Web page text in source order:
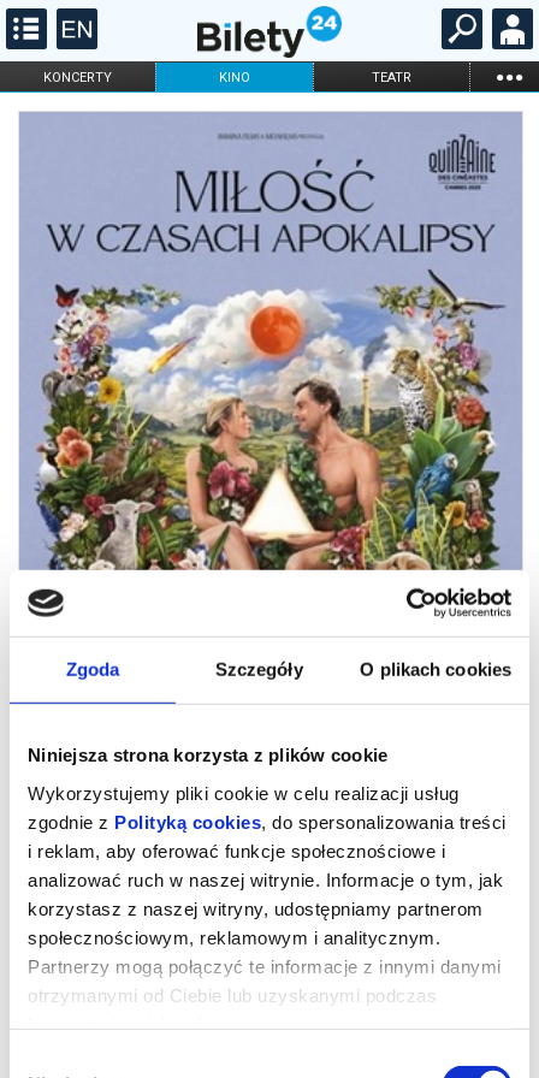
Zgoda Szczegóły O plikach cookies
Niniejsza strona korzysta z plików cookie
Wykorzystujemy pliki cookie w celu realizacji usług
zgodnie z Polityką cookies , do spersonalizowania treści
i reklam, aby oferować funkcje społecznościowe i
analizować ruch w naszej witrynie. Informacje o tym, jak
korzystasz z naszej witryny, udostępniamy partnerom
społecznościowym, reklamowym i analitycznym.
Partnerzy mogą połączyć te informacje z innymi danymi
otrzymanymi od Ciebie lub uzyskanymi podczas
KONCERTY KINO TEATR ...
FILHARMONIA OPERA I BALET
Miłość w czasach apokalipsy
Film Anne Émond to pełna optymizmu komedia romantyczna
reżyserka za sprawą tej niewinnej opowieści wlewa w nasze serca